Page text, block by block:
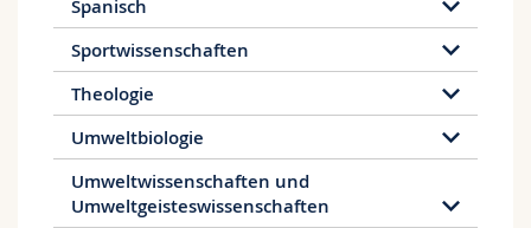
Spanisch
Sportwissenschaften
Theologie
Umweltbiologie
Umweltwissenschaften und
Umweltgeisteswissenschaften